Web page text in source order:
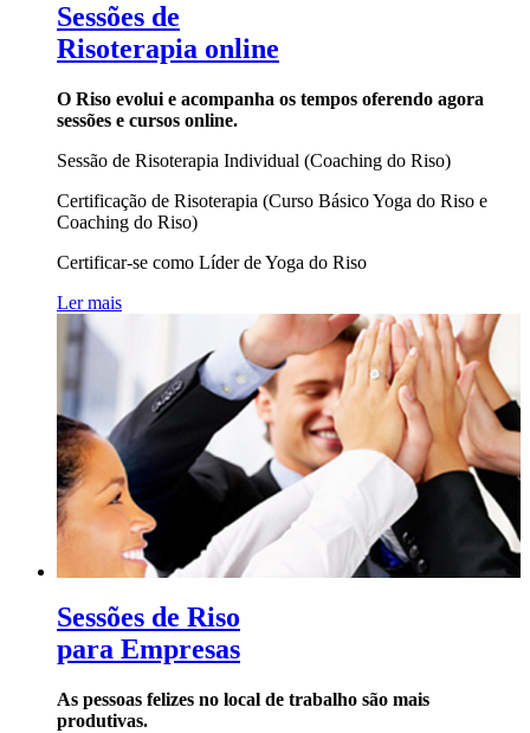
Sessões de
Risoterapia online
O Riso evolui e acompanha os tempos oferendo agora
sessões e cursos online.
Sessão de Risoterapia Individual (Coaching do Riso)
Certificação de Risoterapia (Curso Básico Yoga do Riso e
Coaching do Riso)
Certificar-se como Líder de Yoga do Riso
Ler mais
Sessões de Riso
para Empresas
As pessoas felizes no local de trabalho são mais
produtivas.